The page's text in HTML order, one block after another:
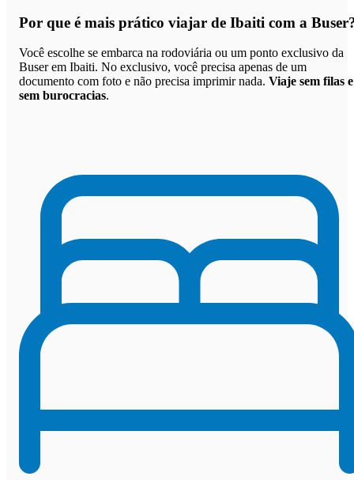
Por que é mais prático viajar de Ibaiti com a Buser
Você escolhe se embarca na rodoviária ou um ponto exclusivo da
Buser em Ibaiti. No exclusivo, você precisa apenas de um
documento com foto e não precisa imprimir nada. Viaje sem filas e
sem burocracias.